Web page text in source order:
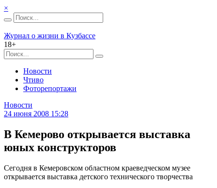
×
Журнал о жизни в Кузбассе
18+
Новости
Чтиво
Фоторепортажи
Новости
24 июня 2008 15:28
В Кемерово открывается выставка
юных конструкторов
Сегодня в Кемеровском областном краеведческом музее
открывается выставка детского технического творчества